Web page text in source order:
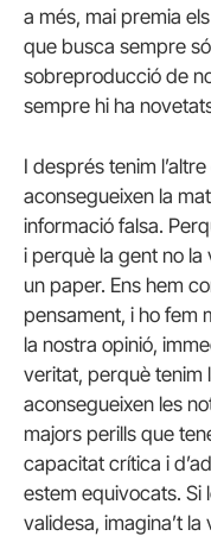
a més, mai premia
que busca sempre
sobreproducció de
sempre hi ha
I després tenim
aconsegueixen la
informació falsa.
i perquè la gent no
un paper. Ens hem
pensament, i ho fem
la nostra opinió,
veritat, perquè tenim
aconsegueixen les
majors perills que
capacitat crítica i
estem equivocats. Si
validesa, imagina’t la